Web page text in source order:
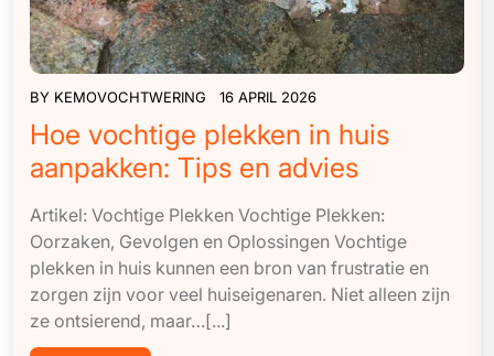
BY KEMOVOCHTWERING 16 APRIL 2026
Hoe vochtige plekken in huis
aanpakken: Tips en advies
Artikel: Vochtige Plekken Vochtige Plekken:
Oorzaken, Gevolgen en Oplossingen Vochtige
plekken in huis kunnen een bron van frustratie en
zorgen zijn voor veel huiseigenaren. Niet alleen zijn
ze ontsierend, maar…[...]